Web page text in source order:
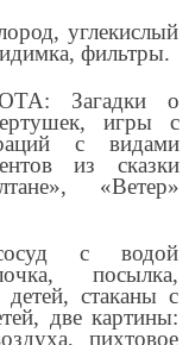
углекислый
фильтры.
Загадки о
игры с
с видами
из сказки
«Ветер»
с водой
посылка,
стаканы с
две картины:
пихтовое